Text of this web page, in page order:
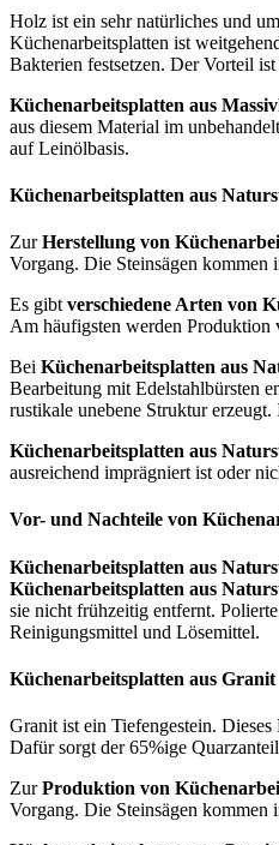
Holz ist ein sehr natürliches und
Küchenarbeitsplatten ist
Bakterien festsetzen. Der Vorteil
Küchenarbeitsplatten aus
aus diesem Material im
auf Leinölbasis.
Küchenarbeitsplatten aus
ZurHerstellung von
Vorgang. Die Steinsägen kommen
Es gibt verschiedene Arten von
Am häufigsten werden Produktion
Bei Küchenarbeitsplatten aus
Bearbeitung mit Edelstahlbürsten
rustikale unebene Struktur
Küchenarbeitsplatten aus
ausreichend imprägniert ist oder
Vor- und Nachteile von
Küchenarbeitsplatten aus
Küchenarbeitsplatten aus
sie nicht frühzeitig entfernt.
Reinigungsmittel und Lösemittel.
Küchenarbeitsplatten aus Granit
Granit ist ein Tiefengestein.
Dafür sorgt der 65%ige
ZurProduktion von
Vorgang. Die Steinsägen kommen